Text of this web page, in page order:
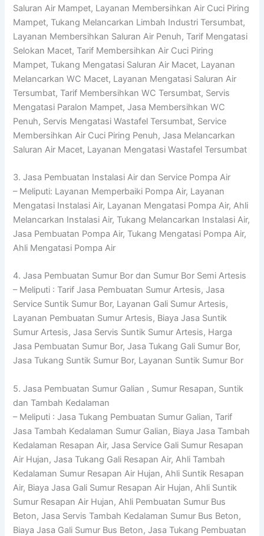
Saluran Air Mampet, Layanan Membersihkan Air Cuci Piring
Mampet, Tukang Melancarkan Limbah Industri Tersumbat,
Layanan Membersihkan Saluran Air Penuh, Tarif Mengatasi
Selokan Macet, Tarif Membersihkan Air Cuci Piring
Mampet, Tukang Mengatasi Saluran Air Macet, Layanan
Melancarkan WC Macet, Layanan Mengatasi Saluran Air
Tersumbat, Tarif Membersihkan WC Tersumbat, Servis
Mengatasi Paralon Mampet, Jasa Membersihkan WC
Penuh, Servis Mengatasi Wastafel Tersumbat, Service
Membersihkan Air Cuci Piring Penuh, Jasa Melancarkan
Saluran Air Macet, Layanan Mengatasi Wastafel Tersumbat
3. Jasa Pembuatan Instalasi Air dan Service Pompa Air
– Meliputi: Layanan Memperbaiki Pompa Air, Layanan
Mengatasi Instalasi Air, Layanan Mengatasi Pompa Air, Ahli
Melancarkan Instalasi Air, Tukang Melancarkan Instalasi Air,
Jasa Pembuatan Pompa Air, Tukang Mengatasi Pompa Air,
Ahli Mengatasi Pompa Air
4. Jasa Pembuatan Sumur Bor dan Sumur Bor Semi Artesis
– Meliputi : Tarif Jasa Pembuatan Sumur Artesis, Jasa
Service Suntik Sumur Bor, Layanan Gali Sumur Artesis,
Layanan Pembuatan Sumur Artesis, Biaya Jasa Suntik
Sumur Artesis, Jasa Servis Suntik Sumur Artesis, Harga
Jasa Pembuatan Sumur Bor, Jasa Tukang Gali Sumur Bor,
Jasa Tukang Suntik Sumur Bor, Layanan Suntik Sumur Bor
5. Jasa Pembuatan Sumur Galian , Sumur Resapan, Suntik
dan Tambah Kedalaman
– Meliputi : Jasa Tukang Pembuatan Sumur Galian, Tarif
Jasa Tambah Kedalaman Sumur Galian, Biaya Jasa Tambah
Kedalaman Resapan Air, Jasa Service Gali Sumur Resapan
Air Hujan, Jasa Tukang Gali Resapan Air, Ahli Tambah
Kedalaman Sumur Resapan Air Hujan, Ahli Suntik Resapan
Air, Biaya Jasa Gali Sumur Resapan Air Hujan, Ahli Suntik
Sumur Resapan Air Hujan, Ahli Pembuatan Sumur Bus
Beton, Jasa Servis Tambah Kedalaman Sumur Bus Beton,
Biaya Jasa Gali Sumur Bus Beton, Jasa Tukang Pembuatan